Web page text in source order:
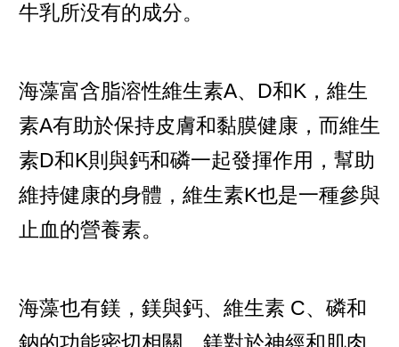
牛乳所没有的成分。
海藻富含脂溶性維生素A、D和K，維生
素A有助於保持皮膚和黏膜健康，而維生
素D和K則與鈣和磷一起發揮作用，幫助
維持健康的身體，維生素K也是一種參與
止血的營養素。
海藻也有鎂，鎂與鈣、維生素 C、磷和